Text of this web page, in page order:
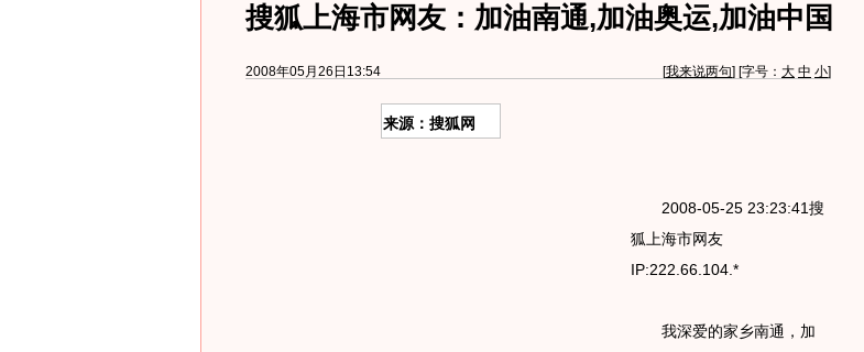
搜狐上海市网友：加油南通,加油奥运,加油中国
2008年05月26日13:54 [我来说两句] [字号： 大 中 小]
来源：搜狐网
2008-05-25 23:23:41搜
狐上海市网友
IP:222.66.104.*
我深爱的家乡南通，加